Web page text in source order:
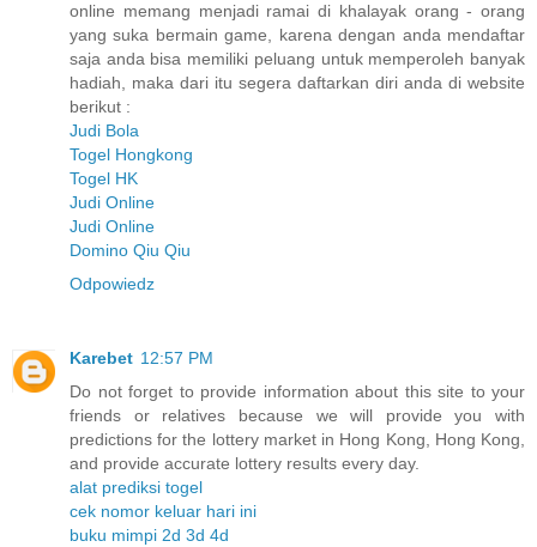
online memang menjadi ramai di khalayak orang - orang
yang suka bermain game, karena dengan anda mendaftar
saja anda bisa memiliki peluang untuk memperoleh banyak
hadiah, maka dari itu segera daftarkan diri anda di website
berikut :
Judi Bola
Togel Hongkong
Togel HK
Judi Online
Judi Online
Domino Qiu Qiu
Odpowiedz
Karebet 12:57 PM
Do not forget to provide information about this site to your
friends or relatives because we will provide you with
predictions for the lottery market in Hong Kong, Hong Kong,
and provide accurate lottery results every day.
alat prediksi togel
cek nomor keluar hari ini
buku mimpi 2d 3d 4d